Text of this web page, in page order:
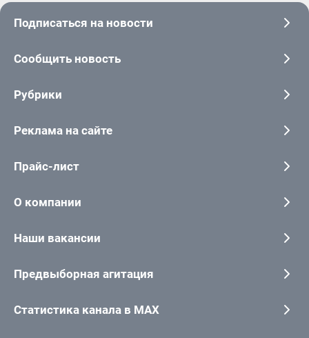
Подписаться на новости
Сообщить новость
Рубрики
Реклама на сайте
Прайс-лист
О компании
Наши вакансии
Предвыборная агитация
Статистика канала в MAX